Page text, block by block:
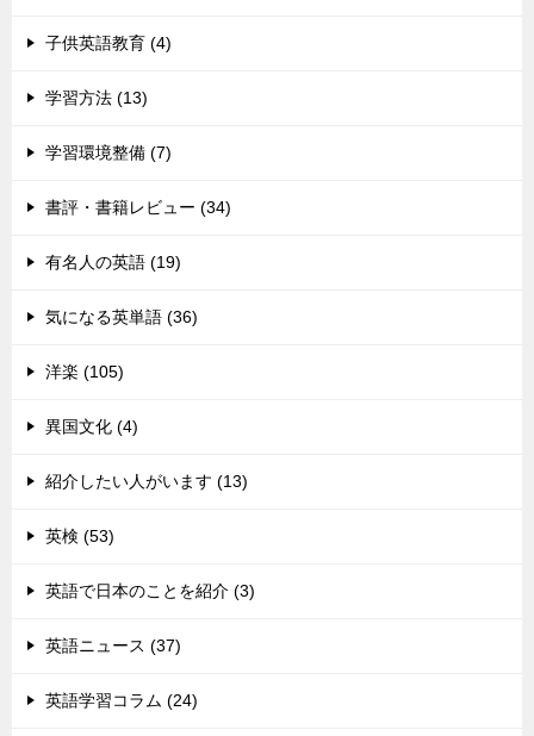
子供英語教育 (4)
学習方法 (13)
学習環境整備 (7)
書評・書籍レビュー (34)
有名人の英語 (19)
気になる英単語 (36)
洋楽 (105)
異国文化 (4)
紹介したい人がいます (13)
英検 (53)
英語で日本のことを紹介 (3)
英語ニュース (37)
英語学習コラム (24)